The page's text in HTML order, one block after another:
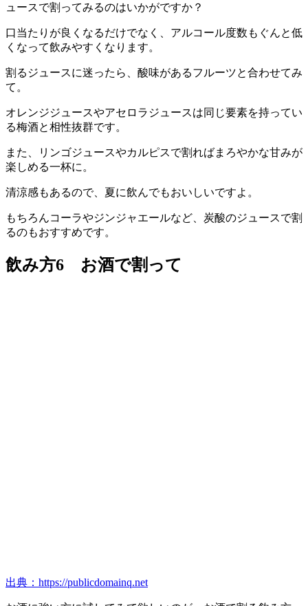
ュースで割ってみるのはいかがですか？
口当たりが良くなるだけでなく、アルコール度数もぐんと低
くなって飲みやすくなります。
割るジュースに迷ったら、酸味があるフルーツと合わせてみ
て。
オレンジジュースやアセロラジュースは同じ要素を持ってい
る梅酒と相性抜群です。
また、リンゴジュースやカルピスで割ればまろやかな甘みが
楽しめる一杯に。
清涼感もあるので、夏に飲んでもおいしいですよ。
もちろんコーラやジンジャエールなど、炭酸のジュースで割
るのもおすすめです。
飲み方6 お酒で割って
出典：https://publicdomainq.net